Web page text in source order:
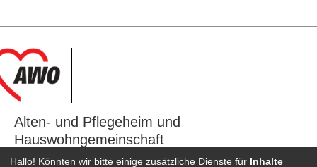
Alten‑ und Pflegeheim und
Hauswohngemeinschaft
"An den drei Teichen" in Ohrdruf
Hallo! Könnten wir bitte einige zusätzliche Dienste für Inhalte